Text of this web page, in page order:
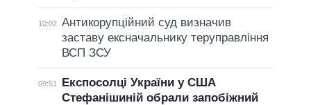
10:02 Антикорупційний суд визначив
заставу ексначальнику теруправління
ВСП ЗСУ
09:51
Експосолці України у США
Стефанішиній обрали запобіжний